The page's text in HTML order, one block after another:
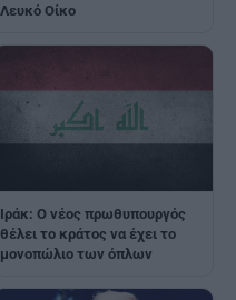
Λευκό Οίκο
Ιράκ: Ο νέος πρωθυπουργός
θέλει το κράτος να έχει το
μονοπώλιο των όπλων